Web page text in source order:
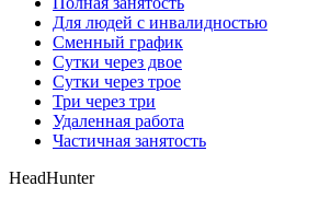
Для людей с инвалидностью
Сменный график
Сутки через двое
Сутки через трое
Три через три
Удаленная работа
Частичная занятость
HeadHunter